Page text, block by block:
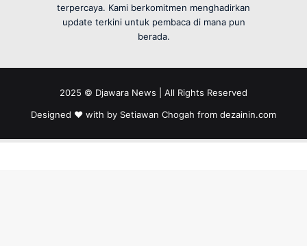
terpercaya. Kami berkomitmen menghadirkan
update terkini untuk pembaca di mana pun
berada.
2025 © Djawara News | All Rights Reserved
Designed ❤️ with by Setiawan Chogah from dezainin.com